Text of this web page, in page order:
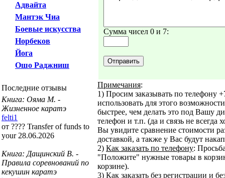
Адвайта
Мантэк Чиа
Боевые искусства
Норбеков
Йога
Ошо Раджниш
Последние отзывы
Книга: Ояма М. -
Жизненное каратэ
felti1
от ???? Transfer of funds to
your 28.06.2026
Книга: Дащинский В. -
Правила соревнований по
кекушин каратэ
Сумма чисел 0 и 7:
Примечания:
1) Просим заказывать по телефону
использовать для этого
быстрее, чем делать это под Вашу
телефон и т.п. (да и связь не всегда
Вы увидите сравнение стоимости
доставкой, а также у Вас будут
2) Как заказать по телефону:
"Положите" нужные товары в
корзине).
3) Как заказать без регистрации и